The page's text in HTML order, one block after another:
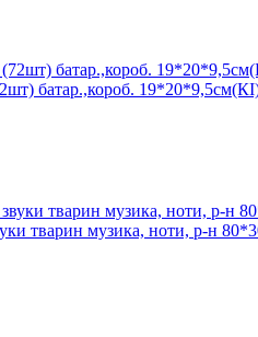
батар.,короб.
тварин музика, ноти, р-н